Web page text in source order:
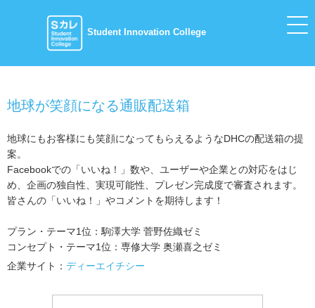
Student Innovation College
地球が笑顔になる通販配送箱
地球にもお客様にも笑顔になってもらえるようなDHCの配送箱の提
案。
Facebookでの「いいね！」数や、ユーザーや企業との対応をはじ
め、企画の独自性、実現可能性、プレゼン完成度で審査されます。
皆さんの「いいね！」やコメントを期待します！
プラン・テーマ1位：駒澤大学 菅野佐織ゼミ
コンセプト・テーマ1位：専修⼤学 奥瀬喜之ゼミ
企業サイト： ディーエイチシー